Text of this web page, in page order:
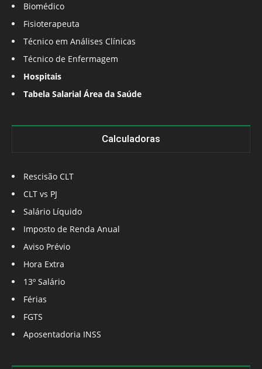
Biomédico
Fisioterapeuta
Técnico em Análises Clínicas
Técnico de Enfermagem
Hospitais
Tabela Salarial Área da Saúde
Calculadoras
Rescisão CLT
CLT vs PJ
Salário Líquido
Imposto de Renda Anual
Aviso Prévio
Hora Extra
13º Salário
Férias
FGTS
Aposentadoria INSS